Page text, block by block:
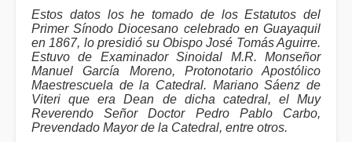
Estos datos los he tomado de los Estatutos del
Primer Sínodo Diocesano celebrado en Guayaquil
en 1867, lo presidió su Obispo José Tomás Aguirre.
Estuvo de Examinador Sinoidal M.R. Monseñor
Manuel García Moreno, Protonotario Apostólico
Maestrescuela de la Catedral. Mariano Sáenz de
Viteri que era Dean de dicha catedral, el Muy
Reverendo Señor Doctor Pedro Pablo Carbo,
Prevendado Mayor de la Catedral, entre otros.